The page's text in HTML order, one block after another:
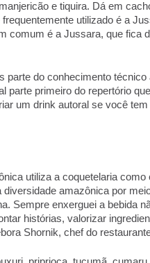
e tiquira. Dá em
utilizado é a
comum é a Jussara, que fica
do conhecimento técnico
parte primeiro do repertório
um drink autoral se você tem
utiliza a coquetelaria como
amazônica por
Sempre enxerguei a bebida
histórias, valorizar
Shornik, chef do